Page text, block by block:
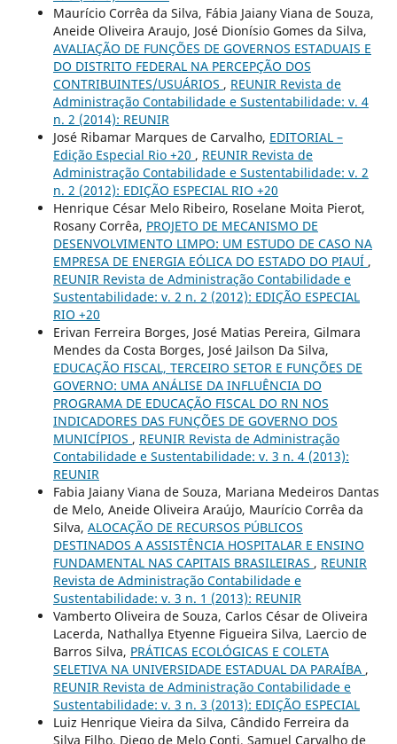
Maurício Corrêa da Silva, Fábia Jaiany Viana de Souza,
Aneide Oliveira Araujo, José Dionísio Gomes da Silva,
AVALIAÇÃO DE FUNÇÕES DE GOVERNOS ESTADUAIS E
DO DISTRITO FEDERAL NA PERCEPÇÃO DOS
CONTRIBUINTES/USUÁRIOS , REUNIR Revista de
Administração Contabilidade e Sustentabilidade: v. 4
n. 2 (2014): REUNIR
José Ribamar Marques de Carvalho, EDITORIAL –
Edição Especial Rio +20 , REUNIR Revista de
Administração Contabilidade e Sustentabilidade: v. 2
n. 2 (2012): EDIÇÃO ESPECIAL RIO +20
Henrique César Melo Ribeiro, Roselane Moita Pierot,
Rosany Corrêa, PROJETO DE MECANISMO DE
DESENVOLVIMENTO LIMPO: UM ESTUDO DE CASO NA
EMPRESA DE ENERGIA EÓLICA DO ESTADO DO PIAUÍ ,
REUNIR Revista de Administração Contabilidade e
Sustentabilidade: v. 2 n. 2 (2012): EDIÇÃO ESPECIAL
RIO +20
Erivan Ferreira Borges, José Matias Pereira, Gilmara
Mendes da Costa Borges, José Jailson Da Silva,
EDUCAÇÃO FISCAL, TERCEIRO SETOR E FUNÇÕES DE
GOVERNO: UMA ANÁLISE DA INFLUÊNCIA DO
PROGRAMA DE EDUCAÇÃO FISCAL DO RN NOS
INDICADORES DAS FUNÇÕES DE GOVERNO DOS
MUNICÍPIOS , REUNIR Revista de Administração
Contabilidade e Sustentabilidade: v. 3 n. 4 (2013):
REUNIR
Fabia Jaiany Viana de Souza, Mariana Medeiros Dantas
de Melo, Aneide Oliveira Araújo, Maurício Corrêa da
Silva, ALOCAÇÃO DE RECURSOS PÚBLICOS
DESTINADOS A ASSISTÊNCIA HOSPITALAR E ENSINO
FUNDAMENTAL NAS CAPITAIS BRASILEIRAS , REUNIR
Revista de Administração Contabilidade e
Sustentabilidade: v. 3 n. 1 (2013): REUNIR
Vamberto Oliveira de Souza, Carlos César de Oliveira
Lacerda, Nathallya Etyenne Figueira Silva, Laercio de
Barros Silva, PRÁTICAS ECOLÓGICAS E COLETA
SELETIVA NA UNIVERSIDADE ESTADUAL DA PARAÍBA ,
REUNIR Revista de Administração Contabilidade e
Sustentabilidade: v. 3 n. 3 (2013): EDIÇÃO ESPECIAL
Luiz Henrique Vieira da Silva, Cândido Ferreira da
Silva Filho, Diego de Melo Conti, Samuel Carvalho de